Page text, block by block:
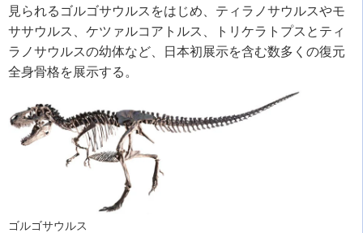
見られるゴルゴサウルスをはじめ、ティラノサウルスやモ
ササウルス、ケツァルコアトルス、トリケラトプスとティ
ラノサウルスの幼体など、日本初展示を含む数多くの復元
全身骨格を展示する。
ゴルゴサウルス